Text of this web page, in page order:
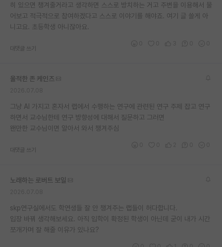
이벤트
반도체 아카데미
재팬라운지 🌸
히 있으면 챙겨줄거라고 생각하면 스스로 방치하는 거고 주변을 이용해서 물
어보고 적극적으로 참여하겠다고 스스로 이야기를 해야죠. 여기 글 쓸게 아
니고요. 초등학생 아니잖아요.
대댓글 쓰기
울적한 존 케인즈
그냥 AI 가지고 혼자서 랩에서 수행하는 연구에 관련된 연구 주제 잡고 연구
하면서 교수님한테 연구 방향성에 대해서 질문하고 그러면
왠만한 교수님이면 알아서 와서 챙겨주심
대댓글 쓰기
노래하는 로버트 보일
skp연구실에서도 학연생들 잘 안 챙겨주는 랩들이 허다합니다.
입장 바꿔 생각해보세요. 아직 입학이 확정된 학생이 아닌데 굳이 내가 시간
쪼개가며 잘 해줄 이유가 있나요?